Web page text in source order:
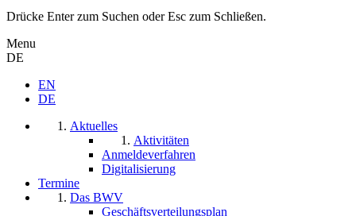
Drücke Enter zum Suchen oder Esc zum Schließen.
Menu
DE
EN
DE
Aktuelles
Aktivitäten
Anmeldeverfahren
Digitalisierung
Termine
Das BWV
Geschäftsverteilungsplan